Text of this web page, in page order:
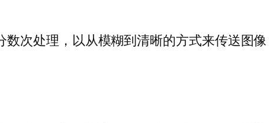
次处理，以从模糊到清晰的方式来传送图像